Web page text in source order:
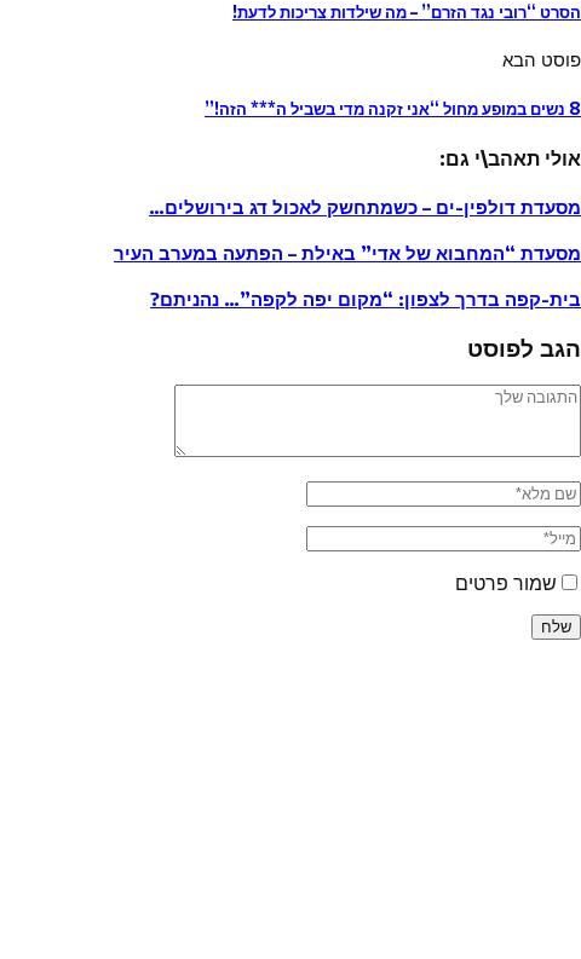
הסרט “רובי נגד הזרם” – מה שילדות צריכות לדעת!
פוסט הבא
8 נשים במופע מחול “אני זקנה מדי בשביל ה*** הזה!”
אולי תאהב\י גם:
מסעדת דולפין-ים – כשמתחשק לאכול דג בירושלים…
מסעדת “המחבוא של אדי” באילת – הפתעה במערב העיר
בית-קפה בדרך לצפון: “מקום יפה לקפה”… נהניתם?
הגב לפוסט
שמור פרטים